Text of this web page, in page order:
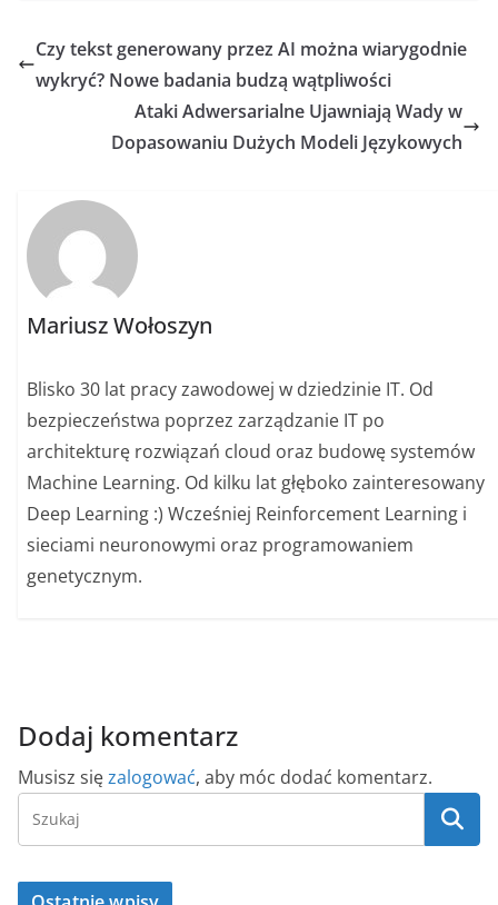
Czy tekst generowany przez AI można wiarygodnie
wykryć? Nowe badania budzą wątpliwości
Ataki Adwersarialne Ujawniają Wady w
Dopasowaniu Dużych Modeli Językowych
Mariusz Wołoszyn
Blisko 30 lat pracy zawodowej w dziedzinie IT. Od
bezpieczeństwa poprzez zarządzanie IT po
architekturę rozwiązań cloud oraz budowę systemów
Machine Learning. Od kilku lat głęboko zainteresowany
Deep Learning :) Wcześniej Reinforcement Learning i
sieciami neuronowymi oraz programowaniem
genetycznym.
Dodaj komentarz
Musisz sięzalogować, aby móc dodać komentarz.